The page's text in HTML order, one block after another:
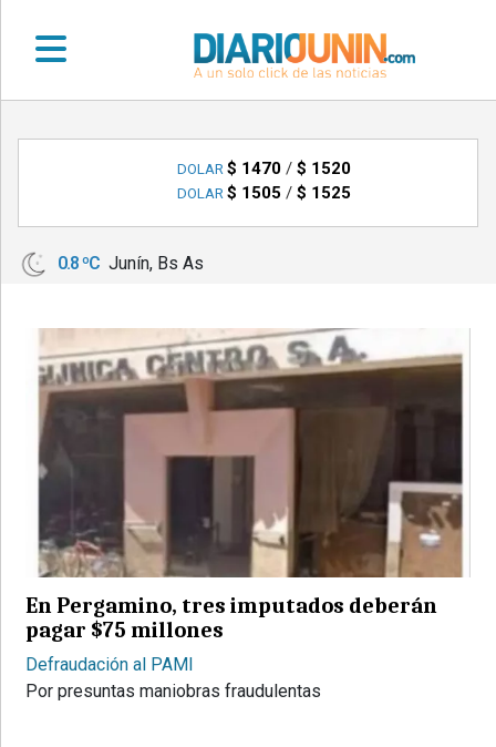
•
LOCALES
•
NOTICIAS
VARIAS
POLICIALES
PROVINCIALES
REGIONALES
ESPECTÁCULOS
INTERNACIONALES
DOLAR $ 1470/ $ 1520
DOLAR $ 1505 / $ 1525
0.8 ºC Junín, Bs As
En Pergamino, tres imputados deberán
pagar $75 millones
Defraudación al PAMI
Por presuntas maniobras fraudulentas